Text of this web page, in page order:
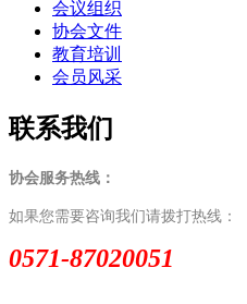
会议组织
协会文件
教育培训
会员风采
联系我们
协会服务热线：
如果您需要咨询我们请拨打热线：
0571-87020051